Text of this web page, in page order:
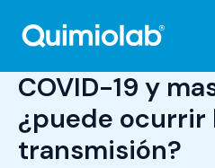
contenido
COVID-19 y
¿puede ocurrir
transmisión?